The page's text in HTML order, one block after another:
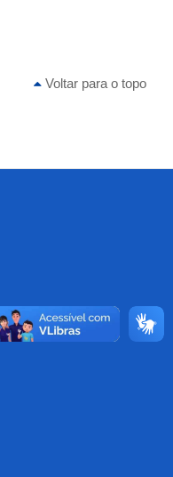
Voltar para o topo